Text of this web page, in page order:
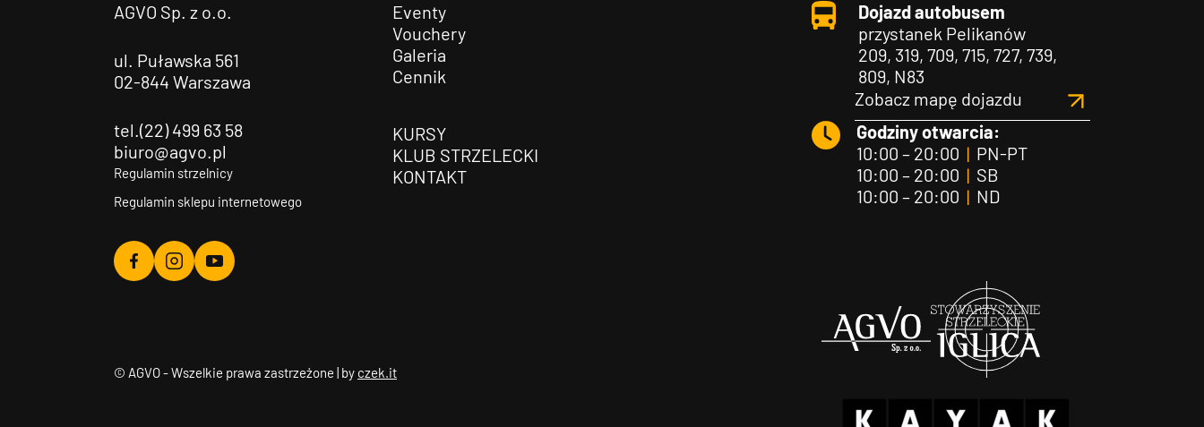
AGVO Sp. z o.o.
ul. Puławska 561
02-844 Warszawa
tel.(22) 499 63 58
biuro@agvo.pl
Regulamin strzelnicy
Regulamin sklepu internetowego
Agvo
Agvo
Agvo
Eventy
Vouchery
Galeria
Cennik
KURSY
KLUB STRZELECKI
KONTAKT
Dojazd autobusem
przystanek Pelikanów
209, 319, 709, 715, 727, 739,
809, N83
Zobacz mapę dojazdu
Godziny otwarcia:
10:00 – 20:00 |PN-PT
10:00 – 20:00 |SB
10:00 – 20:00 |ND
© AGVO - Wszelkie prawa zastrzeżone | by czek.it
Agvo Iglica